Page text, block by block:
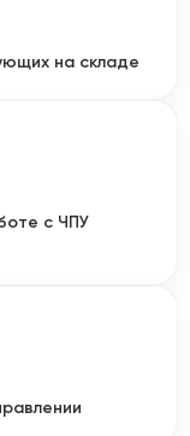
на складе
с ЧПУ